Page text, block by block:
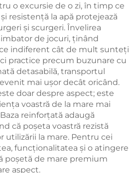
o excursie de o zi, în timp ce
resistență la apă protejează
și scurgeri. Învelirea
de jocuri, ținând
indiferent cât de mult sunteți
practice precum buzunare cu
detasabilă, transportul
mai ușor decât oricând.
doar despre aspect; este
voastră de la mare mai
reinforțată adaugă
că poșeta voastră rezistă
utilizării la mare. Pentru cei
funcționalitatea și o atingere
poșetă de mare premium
aspect.